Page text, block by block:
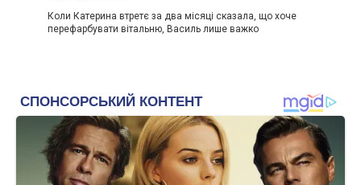
Коли Катерина втретє за два місяці сказала, що хоче
перефарбувати вітальню, Василь лише важко